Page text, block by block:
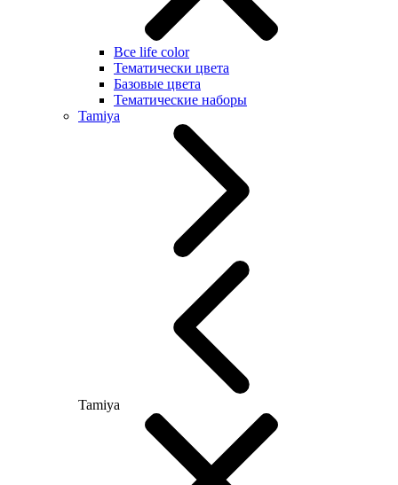
Все life color
Тематически цвета
Базовые цвета
Тематические наборы
Tamiya
Tamiya